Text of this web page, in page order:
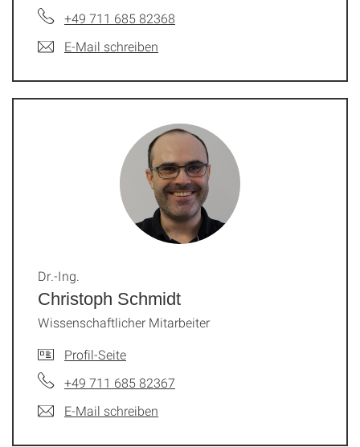
+49 711 685 82368
E-Mail schreiben
Christoph Schmidt
Dr.-Ing.
Wissenschaftlicher Mitarbeiter
Profil-Seite
+49 711 685 82367
E-Mail schreiben